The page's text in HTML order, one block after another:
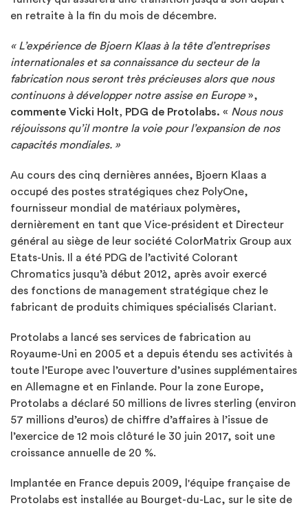
en retraite à la fin du mois de décembre.
« L’expérience de Bjoern Klaas à la tête d’entreprises
internationales et sa connaissance du secteur de la
fabrication nous seront très précieuses alors que nous
continuons à développer notre assise en Europe»,
commente Vicki Holt, PDG de Protolabs. « Nous nous
réjouissons qu’il montre la voie pour l’expansion de nos
capacités mondiales. »
Au cours des cinq dernières années, Bjoern Klaas a
occupé des postes stratégiques chez PolyOne,
fournisseur mondial de matériaux polymères,
dernièrement en tant que Vice-président et Directeur
général au siège de leur société ColorMatrix Group aux
Etats-Unis. Il a été PDG de l’activité Colorant
Chromatics jusqu’à début 2012, après avoir exercé
des fonctions de management stratégique chez le
fabricant de produits chimiques spécialisés Clariant.
Protolabs a lancé ses services de fabrication au
Royaume-Uni en 2005 et a depuis étendu ses activités à
toute l’Europe avec l’ouverture d’usines supplémentaires
en Allemagne et en Finlande. Pour la zone Europe,
Protolabs a déclaré 50 millions de livres sterling (environ
57 millions d’euros) de chiffre d’affaires à l’issue de
l’exercice de 12 mois clôturé le 30 juin 2017, soit une
croissance annuelle de 20 %.
Implantée en France depuis 2009, l'équipe française de
Protolabs est installée au Bourget-du-Lac, sur le site de